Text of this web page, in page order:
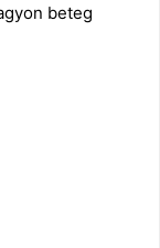
beteg